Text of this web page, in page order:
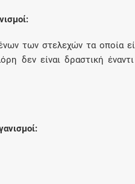
των στελεχών τα οποία
δεν είναι δραστική